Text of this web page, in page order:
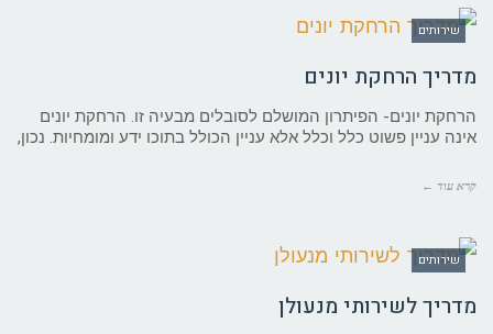
שירותים
מדריך הרחקת יונים
הרחקת יונים- הפיתרון המושלם לסובלים מבעיה זו. הרחקת יונים
אינה עניין פשוט כלל וכלל אלא עניין הכולל בתוכו ידע ומומחיות. נכון,
קרא עוד ←
שירותים
מדריך לשירותי מנעולן